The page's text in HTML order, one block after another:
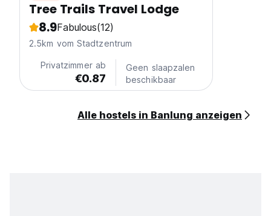
Tree Trails Travel Lodge
8.9Fabulous(12)
2.5km vom Stadtzentrum
Privatzimmer ab
€0.87
Geen slaapzalen
beschikbaar
Alle hostels in Banlung anzeigen